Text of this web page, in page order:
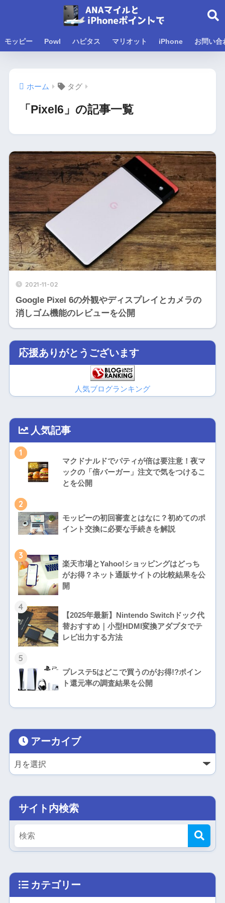
モッピー Powl ハピタス マリオット iPhone お問い合
ホーム タグ
「Pixel6」の記事一覧
2021-11-02
Google Pixel 6の外観やディスプレイとカメラの
消しゴム機能のレビューを公開
応援ありがとうございます
人気ブログランキング
人気記事
1
マクドナルドでパティが倍は要注意！夜マ
ックの「倍バーガー」注文で気をつけるこ
とを公開
2
モッピーの初回審査とはなに？初めてのポ
イント交換に必要な手続きを解説
3
楽天市場とYahoo!ショッピングはどっち
がお得？ネット通販サイトの比較結果を公
開
4
【2025年最新】Nintendo Switchドック代
替おすすめ｜小型HDMI変換アダプタでテ
レビ出力する方法
5
プレステ5はどこで買うのがお得!?ポイン
ト還元率の調査結果を公開
アーカイブ
サイト内検索
カテゴリー